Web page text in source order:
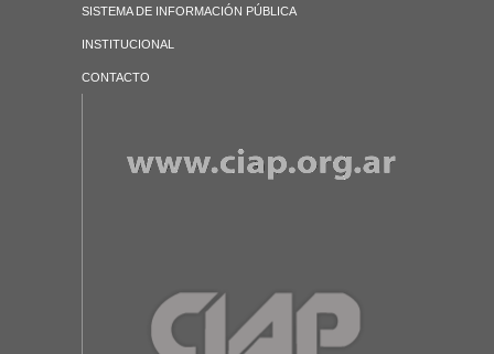
SISTEMA DE INFORMACIÓN PÚBLICA
INSTITUCIONAL
CONTACTO